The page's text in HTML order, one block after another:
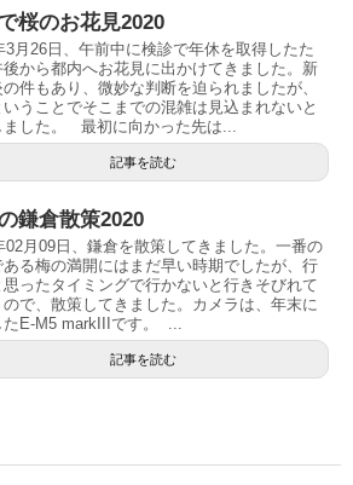
桜のお花見2020
3月26日、午前中に検診で年休を取得したた
後から都内へお花見に出かけてきました。新
件もあり、微妙な判断を迫られましたが、
うことでそこまでの混雑は見込まれないと
ました。 最初に向かった先は...
記事を読む
鎌倉散策2020
02月09日、鎌倉を散策してきました。一番の
ある梅の満開にはまだ早い時期でしたが、行
思ったタイミングで行かないと行きそびれて
ので、散策してきました。カメラは、年末に
たE-M5 markIIIです。 ...
記事を読む